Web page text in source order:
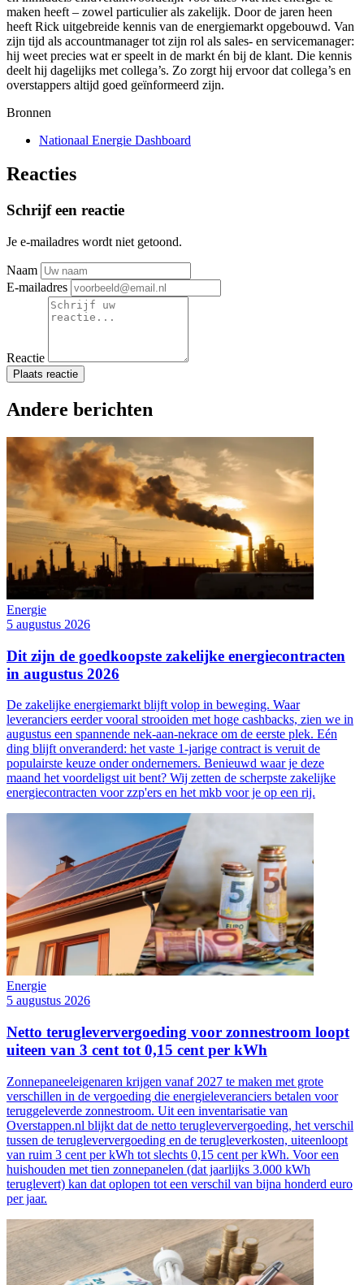
maken heeft – zowel particulier als zakelijk. Door de jaren heen
heeft Rick uitgebreide kennis van de energiemarkt opgebouwd. Van
zijn tijd als accountmanager tot zijn rol als sales- en servicemanager:
hij weet precies wat er speelt in de markt én bij de klant. Die kennis
deelt hij dagelijks met collega’s. Zo zorgt hij ervoor dat collega’s en
overstappers altijd goed geïnformeerd zijn.
Bronnen
Nationaal Energie Dashboard
Reacties
Schrijf een reactie
Je e-mailadres wordt niet getoond.
Naam
E-mailadres
Reactie
Plaats reactie
Andere berichten
Energie
5 augustus 2026
Dit zijn de goedkoopste zakelijke energiecontracten
in augustus 2026
De zakelijke energiemarkt blijft volop in beweging. Waar
leveranciers eerder vooral strooiden met hoge cashbacks, zien we in
augustus een spannende nek-aan-nekrace om de eerste plek. Eén
ding blijft onveranderd: het vaste 1-jarige contract is veruit de
populairste keuze onder ondernemers. Benieuwd waar je deze
maand het voordeligst uit bent? Wij zetten de scherpste zakelijke
energiecontracten voor zzp'ers en het mkb voor je op een rij.
Energie
5 augustus 2026
Netto terugleververgoeding voor zonnestroom loopt
uiteen van 3 cent tot 0,15 cent per kWh
Zonnepaneeleigenaren krijgen vanaf 2027 te maken met grote
verschillen in de vergoeding die energieleveranciers betalen voor
teruggeleverde zonnestroom. Uit een inventarisatie van
Overstappen.nl blijkt dat de netto terugleververgoeding, het verschil
tussen de terugleververgoeding en de terugleverkosten, uiteenloopt
van ruim 3 cent per kWh tot slechts 0,15 cent per kWh. Voor een
huishouden met tien zonnepanelen (dat jaarlijks 3.000 kWh
teruglevert) kan dat oplopen tot een verschil van bijna honderd euro
per jaar.